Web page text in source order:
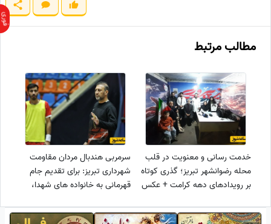
مطالب مرتبط
خدمت رسانی و معنویت در قلب
محله رضوانشهر تبریز؛ گذری کوتاه
بر رویدادهای دهه کرامت + عکس
سرمربی هندبال مردان مقاومت
شهرداری تبریز: برای تقدیم جام
قهرمانی به خانواده های شهدا،